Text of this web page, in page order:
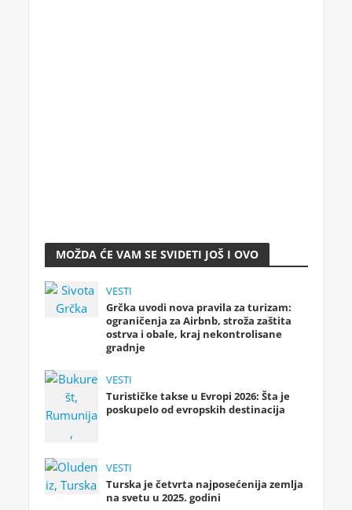
MOŽDA ĆE VAM SE SVIDETI JOŠ I OVO
VESTI
Grčka uvodi nova pravila za turizam:
ograničenja za Airbnb, stroža zaštita
ostrva i obale, kraj nekontrolisane
gradnje
VESTI
Turističke takse u Evropi 2026: Šta je
poskupelo od evropskih destinacija
VESTI
Turska je četvrta najposećenija zemlja
na svetu u 2025. godini